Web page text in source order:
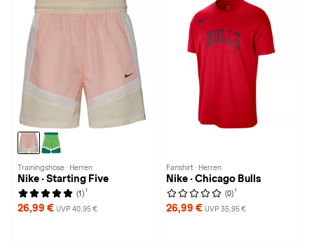
Trainingshose · Herren
Nike · Starting Five
(1) 1
26,99 € UVP 40,95 €
Fanshirt · Herren
Nike · Chicago Bulls
(0) 1
26,99 € UVP 35,95 €